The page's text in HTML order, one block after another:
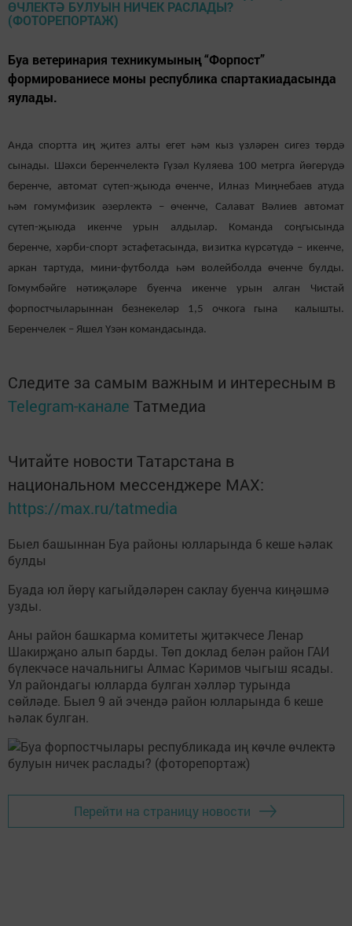
Буа ветеринария техникумының “Форпост”
формированиесе моны республика спартакиадасында
яулады.
Анда спортта иң җитез алты егет һәм кыз үзләрен сигез төрдә
сынады. Шәхси беренчелектә Гүзәл Куляева 100 метрга йөгерүдә
беренче, автомат сүтеп-җыюда өченче, Илназ Миңнебаев атуда
һәм гомумфизик әзерлектә – өченче, Салават Вәлиев автомат
сүтеп-җыюда икенче урын алдылар. Команда соңгысында
беренче, хәрби-спорт эстафетасында, визитка күрсәтүдә – икенче,
аркан тартуда, мини-футболда һәм волейболда өченче булды.
Гомумбәйге нәтиҗәләре буенча икенче урын алган Чистай
форпостчыларыннан безнекеләр 1,5 очкога гына калышты.
Беренчелек – Яшел Үзән командасында.
Следите за самым важным и интересным в
Telegram-канале Татмедиа
Читайте новости Татарстана в
национальном мессенджере MАХ:
https://max.ru/tatmedia
Быел башыннан Буа районы юлларында 6 кеше һәлак
булды
Буада юл йөрү кагыйдәләрен саклау буенча киңәшмә
узды.
Аны район башкарма комитеты җитәкчесе Ленар
Шакирҗано алып барды. Төп доклад белән район ГАИ
бүлекчәсе начальнигы Алмас Кәримов чыгыш ясады.
Ул райондагы юлларда булган хәлләр турында
сөйләде. Быел 9 ай эчендә район юлларында 6 кеше
һәлак булган.
Перейти на страницу новости